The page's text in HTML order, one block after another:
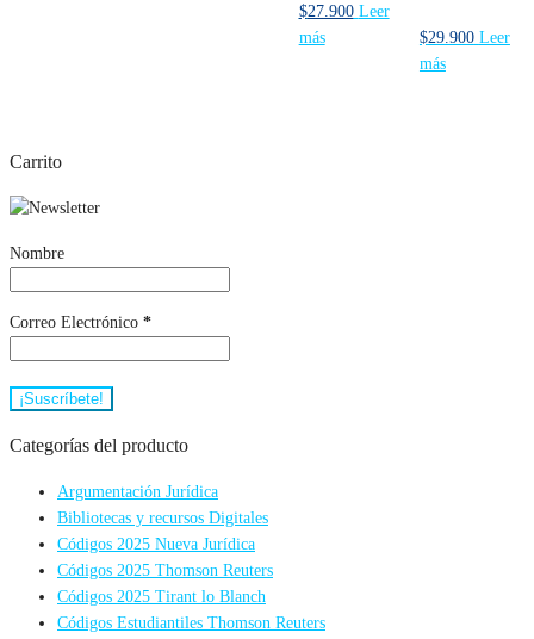
El
precio
$27.900ElLeer
más
$29.900 Leer
más
Carrito
Nombre
Correo Electrónico *
Categorías del producto
Argumentación Jurídica
Bibliotecas y recursos Digitales
Códigos 2025 Nueva Jurídica
Códigos 2025 Thomson Reuters
Códigos 2025 Tirant lo Blanch
Códigos Estudiantiles Thomson Reuters